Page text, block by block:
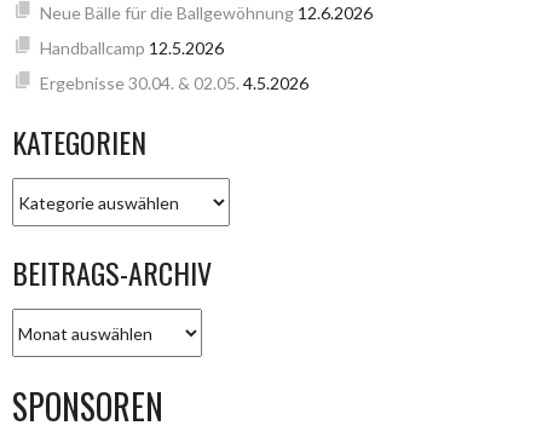
Neue Bälle für die Ballgewöhnung 12.6.2026
Handballcamp 12.5.2026
Ergebnisse 30.04. & 02.05. 4.5.2026
KATEGORIEN
BEITRAGS-ARCHIV
ARCHIV
SPONSOREN